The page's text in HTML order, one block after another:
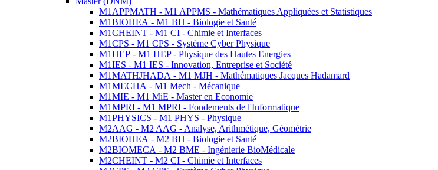
M1APPMATH - M1 APPMS - Mathématiques Appliquées et Statistiques
M1BIOHEA - M1 BH - Biologie et Santé
M1CHEINT - M1 CI - Chimie et Interfaces
M1CPS - M1 CPS - Système Cyber Physique
M1HEP - M1 HEP - Physique des Hautes Energies
M1IES - M1 IES - Innovation, Entreprise et Société
M1MATHJHADA - M1 MJH - Mathématiques Jacques Hadamard
M1MECHA - M1 Mech - Mécanique
M1MIE - M1 MiE - Master en Economie
M1MPRI - M1 MPRI - Fondements de l'Informatique
M1PHYSICS - M1 PHYS - Physique
M2AAG - M2 AAG - Analyse, Arithmétique, Géométrie
M2BIOHEA - M2 BH - Biologie et Santé
M2BIOMECA - M2 BME - Ingénierie BioMédicale
M2CHEINT - M2 CI - Chimie et Interfaces